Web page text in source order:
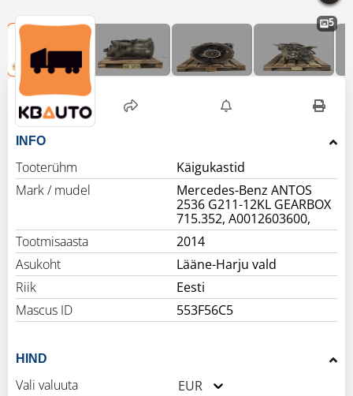
5
INFO
Tooterühm
Käigukastid
Mark / mudel
Mercedes-Benz ANTOS
2536 G211-12KL GEARBOX
715.352, A0012603600,
Tootmisaasta
2014
Asukoht
Lääne-Harju vald
Riik
Eesti
Mascus ID
553F56C5
HIND
Vali valuuta
EUR